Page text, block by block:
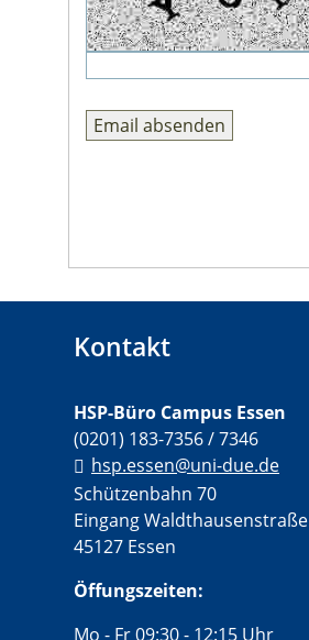
Kontakt
HSP-Büro Campus Essen
(0201) 183-7356 / 7346
hsp.essen@uni-due.de
Schützenbahn 70
Eingang Waldthausenstraße
45127 Essen
Öffungszeiten:
Mo - Fr 09:30 - 12:15 Uhr